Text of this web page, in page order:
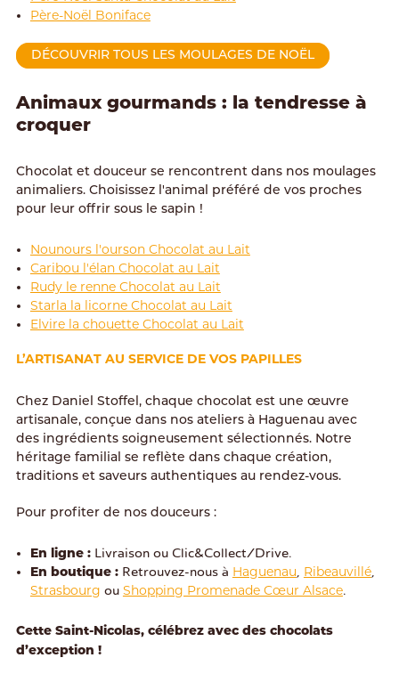
Père-Noël Boniface
DÉCOUVRIR TOUS LES MOULAGES DE NOËL
Animaux gourmands : la tendresse à
croquer
Chocolat et douceur se rencontrent dans nos moulages
animaliers. Choisissez l'animal préféré de vos proches
pour leur offrir sous le sapin !
Nounours l'ourson Chocolat au Lait
Caribou l'élan Chocolat au Lait
Rudy le renne Chocolat au Lait
Starla la licorne Chocolat au Lait
Elvire la chouette Chocolat au Lait
L’ARTISANAT AU SERVICE DE VOS PAPILLES
Chez Daniel Stoffel, chaque chocolat est une œuvre
artisanale, conçue dans nos ateliers à Haguenau avec
des ingrédients soigneusement sélectionnés. Notre
héritage familial se reflète dans chaque création,
traditions et saveurs authentiques au rendez-vous.
Pour profiter de nos douceurs :
En ligne :Livraison ou Clic&Collect/Drive.
En boutique :Retrouvez-nous à Haguenau, Ribeauvillé,
Strasbourg ou Shopping Promenade Cœur Alsace.
Cette Saint-Nicolas, célébrez avec des chocolats
d’exception !